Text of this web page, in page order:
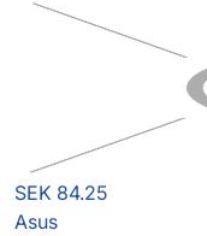
SEK 84.25
Asus